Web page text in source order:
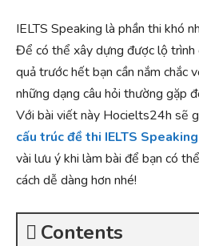
IELTS Speaking là phần thi khó
Để có thể xây dựng được lộ trình
quả trước hết bạn cần nắm chắc
những dạng câu hỏi thường gặp
Với bài viết này Hocielts24h sẽ
cấu trúc đề thi IELTS Speaking
vài lưu ý khi làm bài để bạn có
cách dễ dàng hơn nhé!
Contents